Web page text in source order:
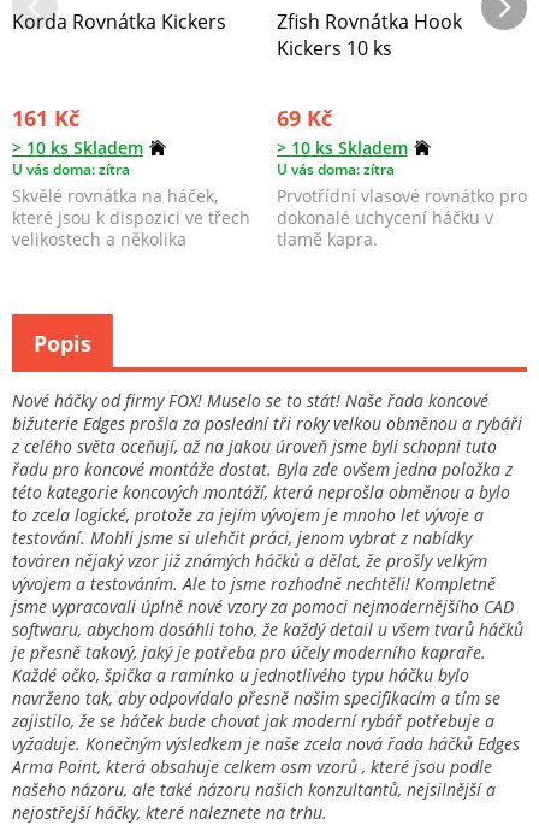
Korda Rovnátka Kickers
161 Kč
> 10 ks Skladem
U vás doma: zítra
Skvělé rovnátka na háček,
které jsou k dispozici ve třech
velikostech a několika
Zfish Rovnátka Hook
Kickers 10 ks
69 Kč
> 10 ks Skladem
U vás doma: zítra
Prvotřídní vlasové rovnátko pro
dokonalé uchycení háčku v
tlamě kapra.
Nové háčky od firmy FOX! Muselo se to stát! Naše řada koncové
bižuterie Edges prošla za poslední tři roky velkou obměnou a rybáři
z celého světa oceňují, až na jakou úroveň jsme byli schopni tuto
řadu pro koncové montáže dostat. Byla zde ovšem jedna položka z
této kategorie koncových montáží, která neprošla obměnou a bylo
to zcela logické, protože za jejím vývojem je mnoho let vývoje a
testování. Mohli jsme si ulehčit práci, jenom vybrat z nabídky
továren nějaký vzor již známých háčků a dělat, že prošly velkým
vývojem a testováním. Ale to jsme rozhodně nechtěli! Kompletně
jsme vypracovali úplně nové vzory za pomoci nejmodernějšího CAD
softwaru, abychom dosáhli toho, že každý detail u všem tvarů háčků
je přesně takový, jaký je potřeba pro účely moderního kapraře.
Každé očko, špička a ramínko u jednotlivého typu háčku bylo
navrženo tak, aby odpovídalo přesně našim specifikacím a tím se
zajistilo, že se háček bude chovat jak moderní rybář potřebuje a
vyžaduje. Konečným výsledkem je naše zcela nová řada háčků Edges
Arma Point, která obsahuje celkem osm vzorů , které jsou podle
našeho názoru, ale také názoru našich konzultantů, nejsilnější a
nejostřejší háčky, které naleznete na trhu.
Popis